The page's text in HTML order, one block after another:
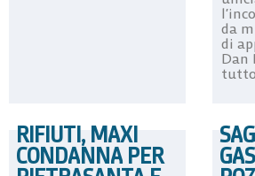
da
di
Dan
RIFIUTI, MAXI
CONDANNA PER